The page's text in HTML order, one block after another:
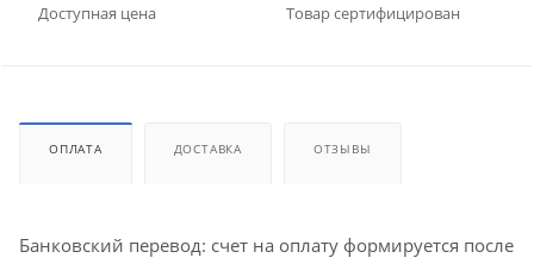
Доступная цена Товар сертифицирован
ОПЛАТА ДОСТАВКА ОТЗЫВЫ
Банковский перевод: счет на оплату формируется после